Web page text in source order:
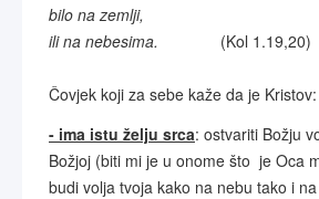
bilo na zemlji,
ili na nebesima. (Kol 1.19,20)
Čovjek koji za sebe kaže da je Kristov:
- ima istu želju srca: ostvariti Božju
Božjoj (biti mi je u onome što je Oca
budi volja tvoja kako na nebu tako i